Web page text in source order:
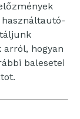
arról, hogyan
balesetei